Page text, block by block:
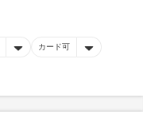
カード可